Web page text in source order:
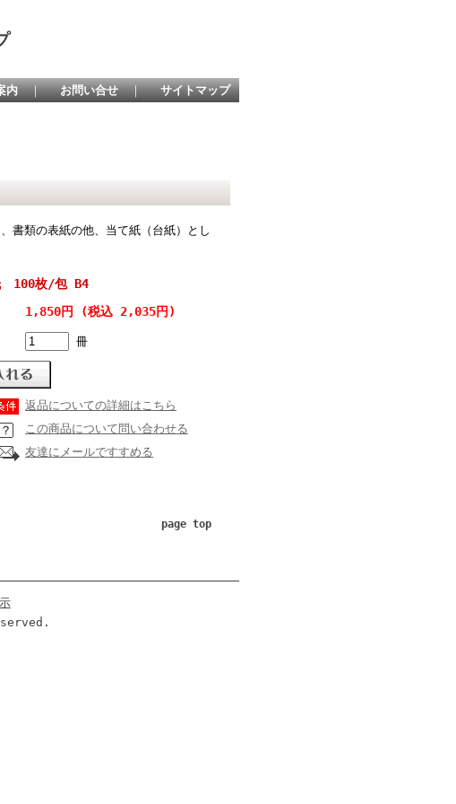
内 ｜ お問い合せ ｜ サイトマップ
書類の表紙の他、当て紙（台紙）とし
100枚/包 B4
1,850円 (税込 2,035円)
冊
返品についての詳細はこちら
この商品について問い合わせる
友達にメールですすめる
page top